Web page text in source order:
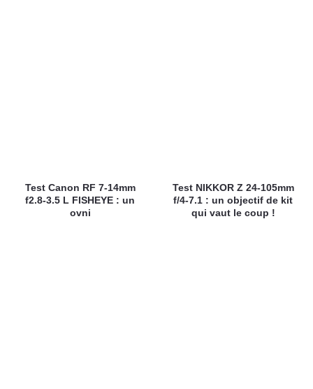
Test Canon RF 7-14mm
f2.8-3.5 L FISHEYE : un
ovni
Test NIKKOR Z 24-105mm
f/4-7.1 : un objectif de kit
qui vaut le coup !